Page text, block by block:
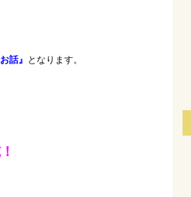
話』 となります。